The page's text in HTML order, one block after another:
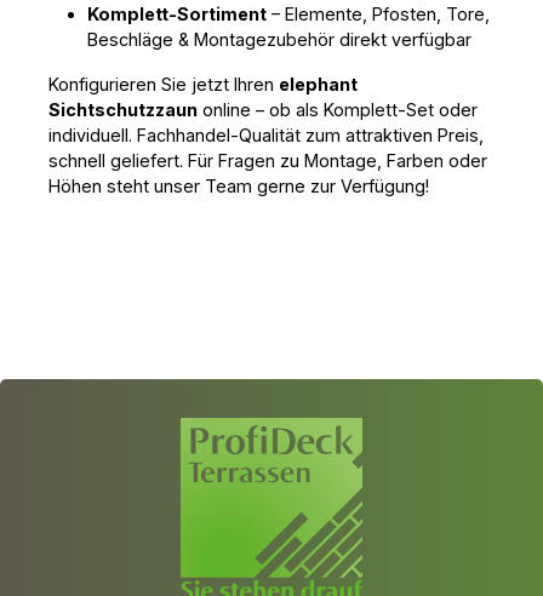
Komplett-Sortiment – Elemente, Pfosten, Tore,
Beschläge & Montagezubehör direkt verfügbar
Konfigurieren Sie jetzt Ihren elephant
Sichtschutzzaun online – ob als Komplett-Set oder
individuell. Fachhandel-Qualität zum attraktiven Preis,
schnell geliefert. Für Fragen zu Montage, Farben oder
Höhen steht unser Team gerne zur Verfügung!